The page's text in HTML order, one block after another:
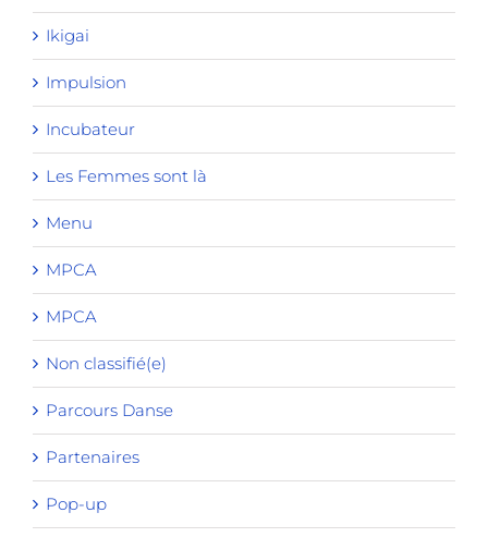
Ikigai
Impulsion
Incubateur
Les Femmes sont là
Menu
MPCA
MPCA
Non classifié(e)
Parcours Danse
Partenaires
Pop-up